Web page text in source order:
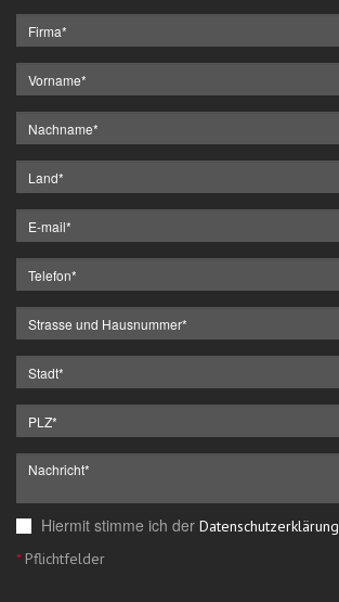
Hiermit stimme ich der Datenschutzerklärung
*Pflichtfelder